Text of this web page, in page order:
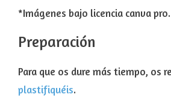
*Imágenes bajo licencia canva pro.
Preparación
Para que os dure más tiempo, os
plastifiquéis.